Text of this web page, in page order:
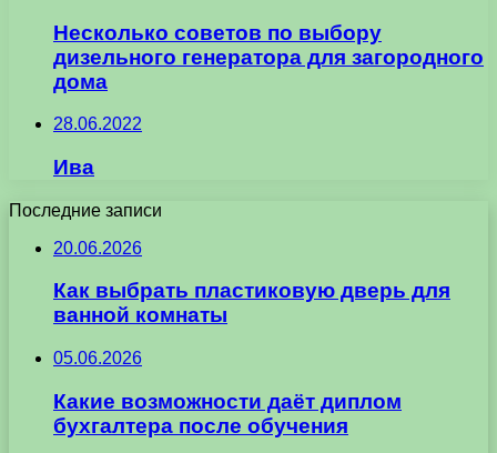
Несколько советов по выбору
дизельного генератора для загородного
дома
28.06.2022
Ива
Последние записи
20.06.2026
Как выбрать пластиковую дверь для
ванной комнаты
05.06.2026
Какие возможности даёт диплом
бухгалтера после обучения